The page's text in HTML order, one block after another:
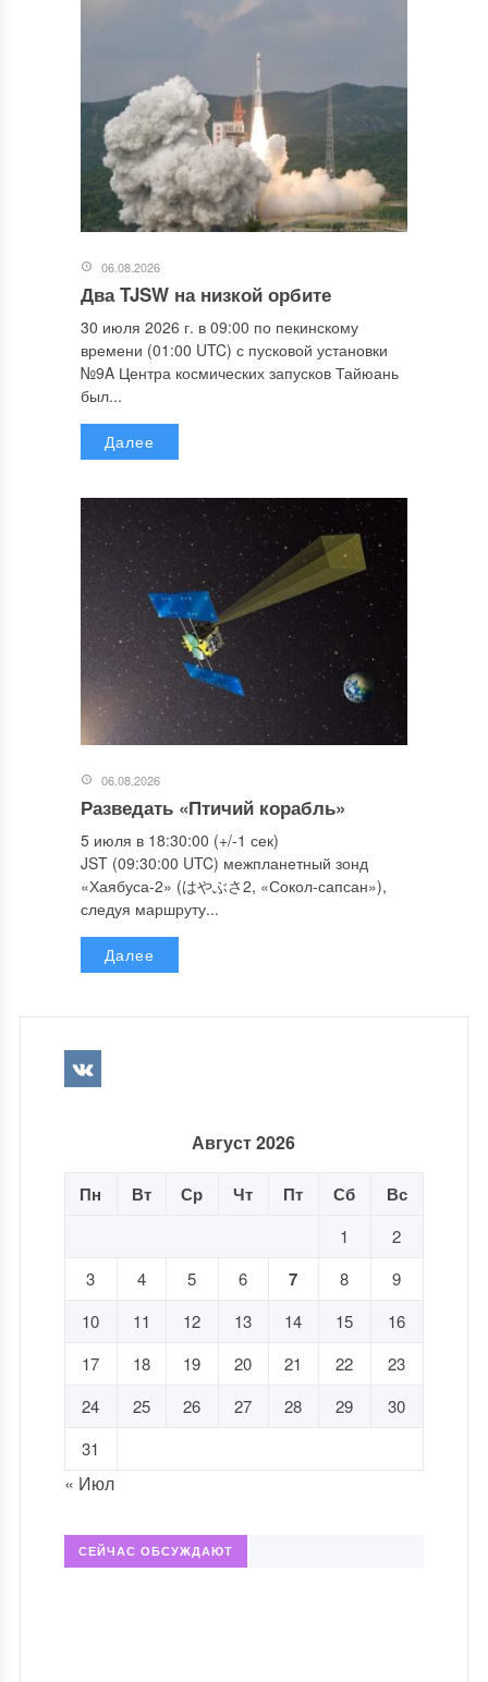
06.08.2026
Два TJSW на низкой орбите
30 июля 2026 г. в 09:00 по пекинскому
времени (01:00 UTC) с пусковой установки
№9A Центра космических запусков Тайюань
был...
Далее
06.08.2026
Разведать «Птичий корабль»
5 июля в 18:30:00 (+/-1 сек)
JST (09:30:00 UTC) межпланетный зонд
«Хаябуса-2» (はやぶさ2, «Сокол-сапсан»),
следуя маршруту...
Далее
Август 2026
Пн Вт Ср Чт Пт Сб Вс
1
2
3
4 5 6 7 8
9
10
11 12 13 14 15
16
17
18 19 20 21 22
23
24
25 26 27 28 29
30
31
« Июл
СЕЙЧАС ОБСУЖДАЮТ